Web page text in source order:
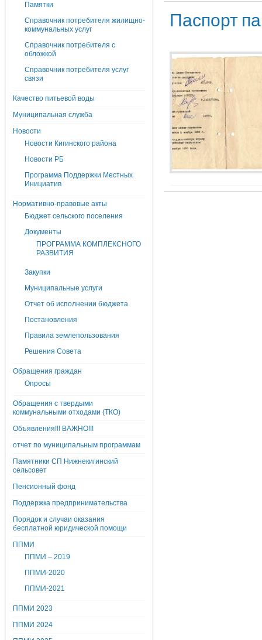
Памятки
Справочник потребителя жилищно-
коммунальных услуг
Справочник потребителя с
обложкой
Справочник потребителя услуг
связи
Качество питьевой воды
Муниципальная служба
Новости
Новости Кигинского района
Новости РБ
Программа Поддержки Местных
Инициатив
Нормативно-правовые акты
Бюджет сельского поселения
Документы
ПРОГРАММА КОМПЛЕКСНОГО
РАЗВИТИЯ
Закупки
Муниципальные услуги
Отчет об исполнении бюджета
Постановления
Правила землепользования
Решения Совета
Обращения граждан
Опросы
Обращения с твердыми
коммунальными отходами (ТКО)
Объявления!!! ВАЖНО!!!
отчет по муниципальным программам
Памятники СП Нижнекигинский
сельсовет
Пенсионный фонд
Поддержка предпринимательства
Порядок и случаи оказания
бесплатной юридической помощи
ППМИ
ППМИ – 2019
ППМИ-2020
ППМИ-2021
ППМИ 2023
ППМИ 2024
Паспорт